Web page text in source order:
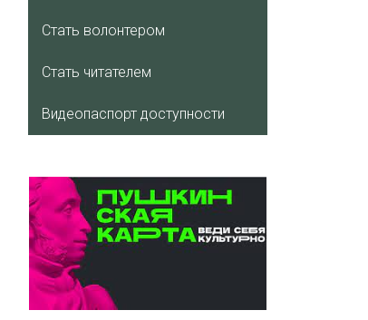
Стать волонтером
Стать читателем
Видеопаспорт доступности